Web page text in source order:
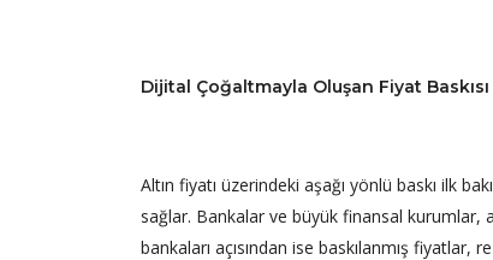
Dijital Çoğaltmayla Oluşan Fiyat Baskısı
Altın fiyatı üzerindeki aşağı yönlü baskı ilk
sağlar. Bankalar ve büyük finansal
bankaları açısından ise baskılanmış